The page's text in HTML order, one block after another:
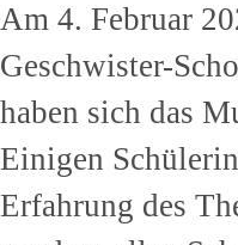
Am 4. Februar
Geschwister-
haben sich das
Einigen
Erfahrung des